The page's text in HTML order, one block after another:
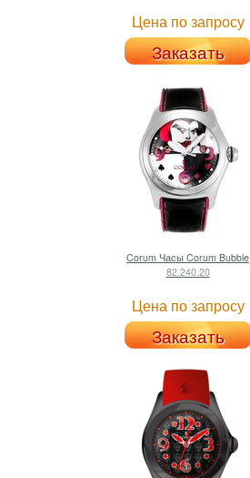
Цена по запросу
Заказать
Corum Часы Corum Bubble
82.240.20
Цена по запросу
Заказать